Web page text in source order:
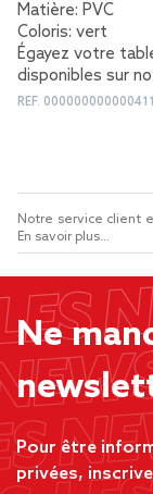
Matière: PVC
Coloris: vert
Égayez votre
disponibles sur
REF.
Notre service client
En savoir plus...
Ne
Pour être
privées,